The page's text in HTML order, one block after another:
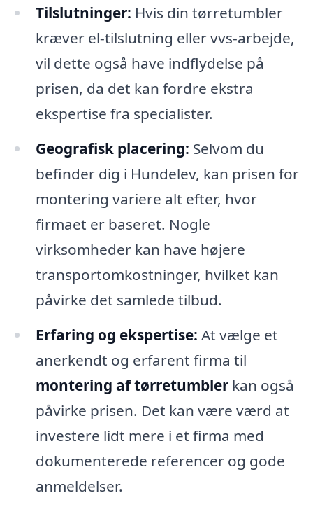
Tilslutninger: Hvis din tørretumbler
kræver el-tilslutning eller vvs-arbejde,
vil dette også have indflydelse på
prisen, da det kan fordre ekstra
ekspertise fra specialister.
Geografisk placering: Selvom du
befinder dig i Hundelev, kan prisen for
montering variere alt efter, hvor
firmaet er baseret. Nogle
virksomheder kan have højere
transportomkostninger, hvilket kan
påvirke det samlede tilbud.
Erfaring og ekspertise: At vælge et
anerkendt og erfarent firma til
montering af tørretumblerkan også
påvirke prisen. Det kan være værd at
investere lidt mere i et firma med
dokumenterede referencer og gode
anmeldelser.